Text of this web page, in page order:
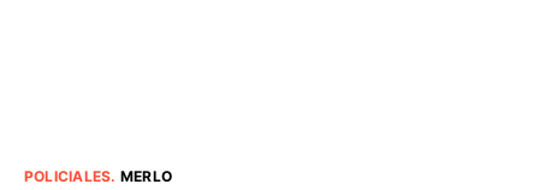
POLICIALES. MERLO